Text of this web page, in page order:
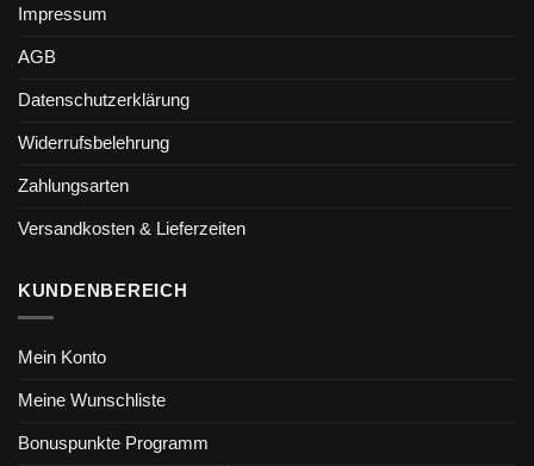
Impressum
AGB
Datenschutzerklärung
Widerrufsbelehrung
Zahlungsarten
Versandkosten & Lieferzeiten
KUNDENBEREICH
Mein Konto
Meine Wunschliste
Bonuspunkte Programm